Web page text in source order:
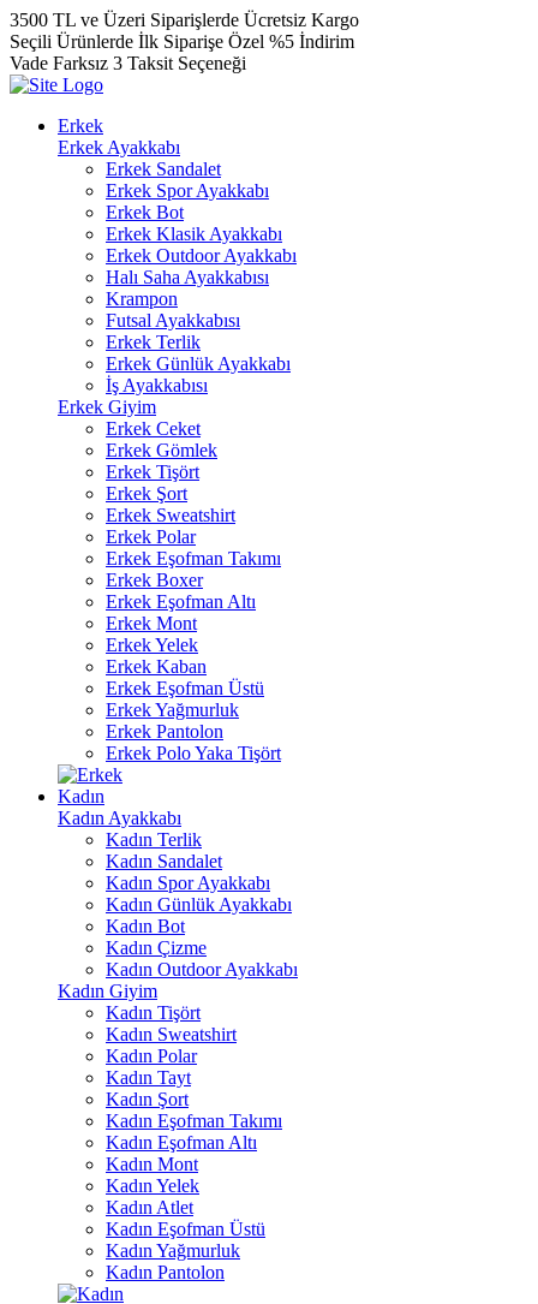
3500 TL ve Üzeri Siparişlerde Ücretsiz Kargo
Seçili Ürünlerde İlk Siparişe Özel %5 İndirim
Vade Farksız 3 Taksit Seçeneği
Erkek
Erkek Ayakkabı
Erkek Sandalet
Erkek Spor Ayakkabı
Erkek Bot
Erkek Klasik Ayakkabı
Erkek Outdoor Ayakkabı
Halı Saha Ayakkabısı
Krampon
Futsal Ayakkabısı
Erkek Terlik
Erkek Günlük Ayakkabı
İş Ayakkabısı
Erkek Giyim
Erkek Ceket
Erkek Gömlek
Erkek Tişört
Erkek Şort
Erkek Sweatshirt
Erkek Polar
Erkek Eşofman Takımı
Erkek Boxer
Erkek Eşofman Altı
Erkek Mont
Erkek Yelek
Erkek Kaban
Erkek Eşofman Üstü
Erkek Yağmurluk
Erkek Pantolon
Erkek Polo Yaka Tişört
Kadın
Kadın Ayakkabı
Kadın Terlik
Kadın Sandalet
Kadın Spor Ayakkabı
Kadın Günlük Ayakkabı
Kadın Bot
Kadın Çizme
Kadın Outdoor Ayakkabı
Kadın Giyim
Kadın Tişört
Kadın Sweatshirt
Kadın Polar
Kadın Tayt
Kadın Şort
Kadın Eşofman Takımı
Kadın Eşofman Altı
Kadın Mont
Kadın Yelek
Kadın Atlet
Kadın Eşofman Üstü
Kadın Yağmurluk
Kadın Pantolon